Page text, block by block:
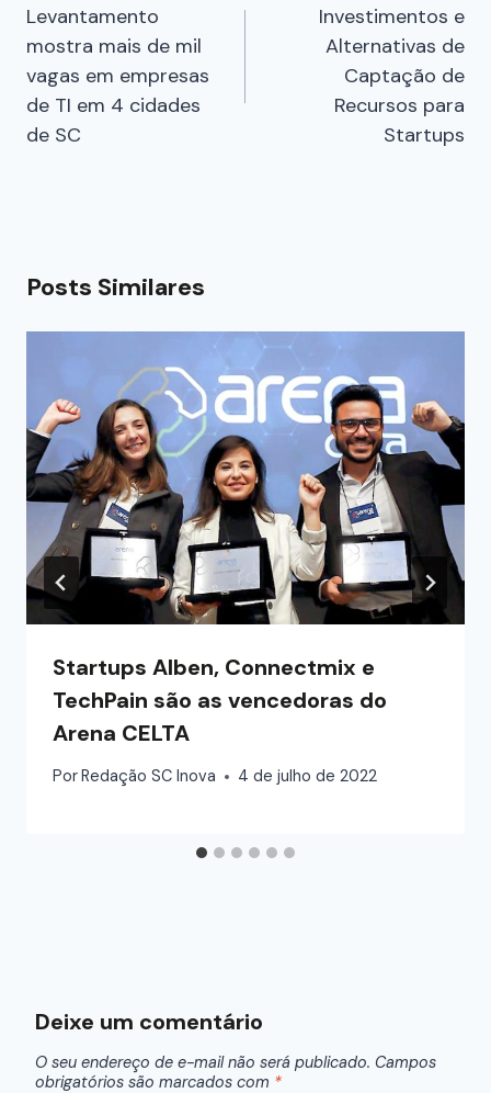
Levantamento
mostra mais de mil
vagas em empresas
de TI em 4 cidades
de SC
Investimentos e
Alternativas de
Captação de
Recursos para
Startups
Posts Similares
Startups Alben, Connectmix e
TechPain são as vencedoras do
Arena CELTA
PorRedação SC Inova 4 de julho de 2022
Deixe um comentário
O seu endereço de e-mail não será publicado. Campos
obrigatórios são marcados com *